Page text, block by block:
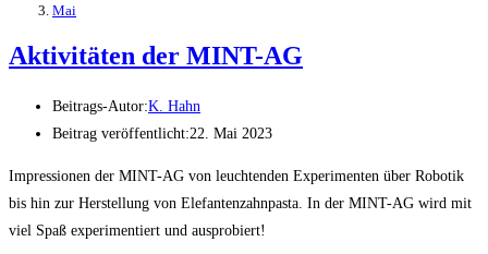
Mai
Aktivitäten der MINT-AG
Beitrags-Autor:K. Hahn
Beitrag veröffentlicht:22. Mai 2023
Impressionen der MINT-AG von leuchtenden Experimenten über Robotik
bis hin zur Herstellung von Elefantenzahnpasta. In der MINT-AG wird mit
viel Spaß experimentiert und ausprobiert!